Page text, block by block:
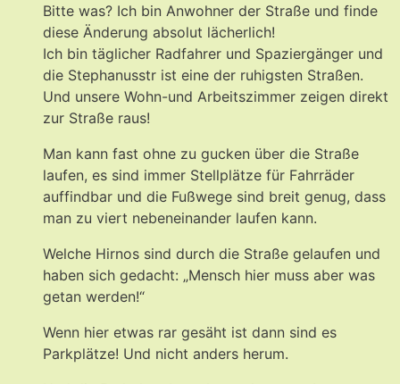
Bitte was? Ich bin Anwohner der Straße und finde
diese Änderung absolut lächerlich!
Ich bin täglicher Radfahrer und Spaziergänger und
die Stephanusstr ist eine der ruhigsten Straßen.
Und unsere Wohn-und Arbeitszimmer zeigen direkt
zur Straße raus!
Man kann fast ohne zu gucken über die Straße
laufen, es sind immer Stellplätze für Fahrräder
auffindbar und die Fußwege sind breit genug, dass
man zu viert nebeneinander laufen kann.
Welche Hirnos sind durch die Straße gelaufen und
haben sich gedacht: „Mensch hier muss aber was
getan werden!“
Wenn hier etwas rar gesäht ist dann sind es
Parkplätze! Und nicht anders herum.